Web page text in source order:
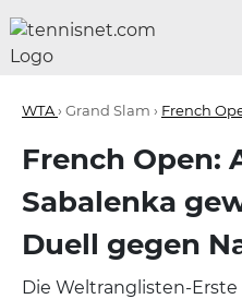
WTA› Grand Slam › French
French Open:
Sabalenka
Duell gegen
Die Weltranglisten-